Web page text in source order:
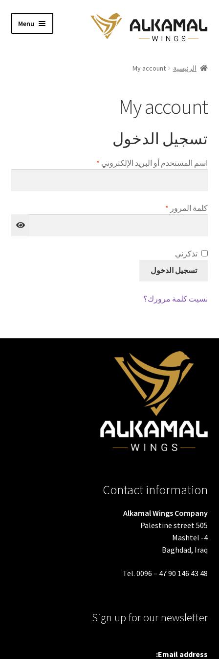
Skip
to
navigation
Skip
to
content
Menu
About
Contact
الرئيسية My account
My account
تسجيل الدخول
اسم المستخدم أو البريد الإلكتروني *مطلوبة
كلمة المرور *مطلوبة
تذكرني
تسجيل الدخول
نسيت كلمة مرورك؟
Contact information
Alkamal Wings Company
Palestine street 505
Mashtel -4
Baghdad, Iraq
Tel. 0096 – 47 90 146 43 48
Sign up for our newsletter
Email address: